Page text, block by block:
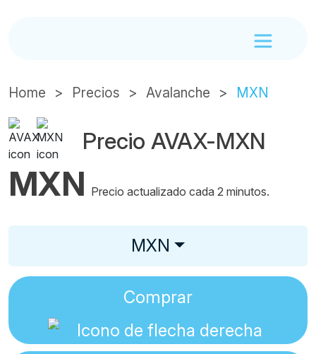
Home Precios Avalanche MXN
Precio AVAX-MXN
MXN Precio actualizado cada 2 minutos.
MXN
Comprar